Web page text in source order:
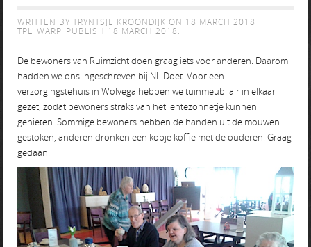
WRITTEN BY TRYNTSJE KROONDIJK ON 18 MARCH 2018
TPL_WARP_PUBLISH 18 MARCH 2018.
De bewoners van Ruimzicht doen graag iets voor anderen. Daarom
hadden we ons ingeschreven bij NL Doet. Voor een
verzorgingstehuis in Wolvega hebben we tuinmeubilair in elkaar
gezet, zodat bewoners straks van het lentezonnetje kunnen
genieten. Sommige bewoners hebben de handen uit de mouwen
gestoken, anderen dronken een kopje koffie met de ouderen. Graag
gedaan!